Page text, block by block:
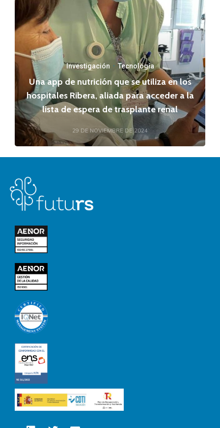
Investigación ·Tecnología
Una app de nutrición que se utiliza en los
hospitales Ribera, aliada para acceder a la
lista de espera de trasplante renal
29 DE NOVIEMBRE DE 2024